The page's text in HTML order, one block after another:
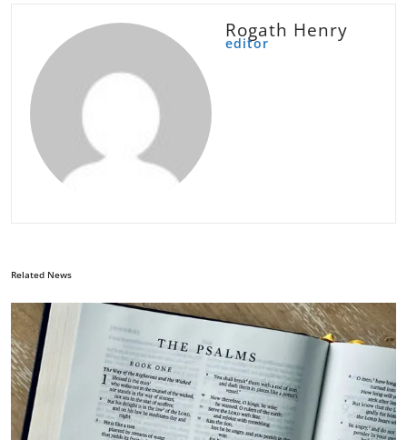
Rogath Henry
editor
Related News